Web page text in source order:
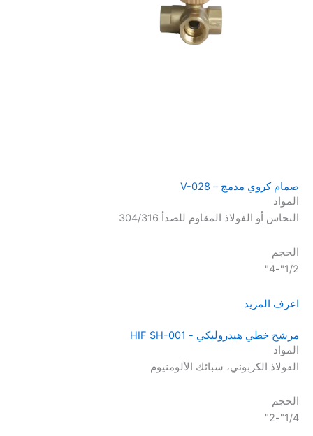
صمام كروي مدمج – V-028
المواد
النحاس أو الفولاذ المقاوم للصدأ 304/316
الحجم
1/2"-4"
اعرف المزيد
مرشح خطي هيدروليكي - HIF SH-001
المواد
الفولاذ الكربوني، سبائك الألومنيوم
الحجم
1/4"-2"